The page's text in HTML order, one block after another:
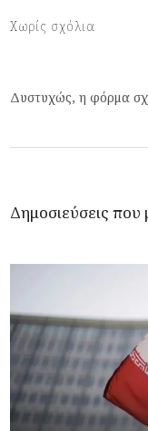
Χωρίς σχόλια
Δυστυχώς, η φόρμα
Δημοσιεύσεις που